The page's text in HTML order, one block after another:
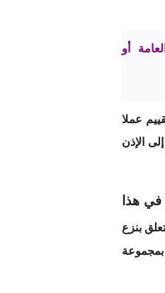
أو
عملا
إلى الإذن
في هذا
القانون رقم 7.81 السالف ذكره والمتعلق بنزع
بمجموعة